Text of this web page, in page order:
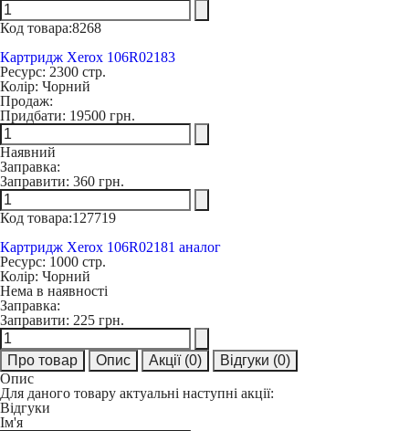
Код товара:8268
Картридж Xerox 106R02183
Ресурс: 2300 стр.
Колір: Чорний
Продаж:
Придбати: 19500 грн.
Наявний
Заправка:
Заправити: 360 грн.
Код товара:127719
Картридж Xerox 106R02181 аналог
Ресурс: 1000 стр.
Колір: Чорний
Нема в наявності
Заправка:
Заправити: 225 грн.
Про товар Опис Акції (0) Відгуки (0)
Опис
Для даного товару актуальні наступні акції:
Відгуки
Ім'я